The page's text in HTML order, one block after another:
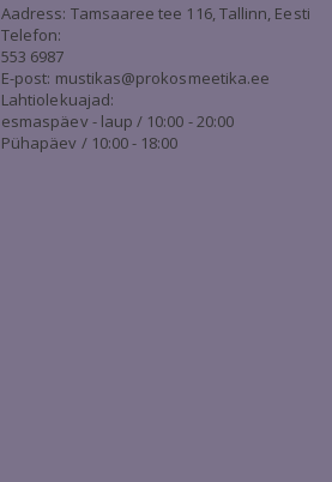
Aadress: Tamsaaree tee 116, Tallinn, Eesti
Telefon:
553 6987
E-post: mustikas@prokosmeetika.ee
Lahtiolekuajad:
esmaspäev - laup / 10:00 - 20:00
Pühapäev / 10:00 - 18:00